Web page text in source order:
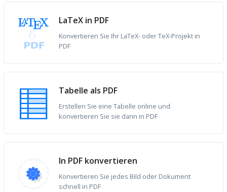
LaTeX in PDF
Konvertieren Sie Ihr LaTeX- oder TeX-Projekt in
PDF
Tabelle als PDF
Erstellen Sie eine Tabelle online und
konvertieren Sie sie dann in PDF
In PDF konvertieren
Konvertieren Sie jedes Bild oder Dokument
schnell in PDF